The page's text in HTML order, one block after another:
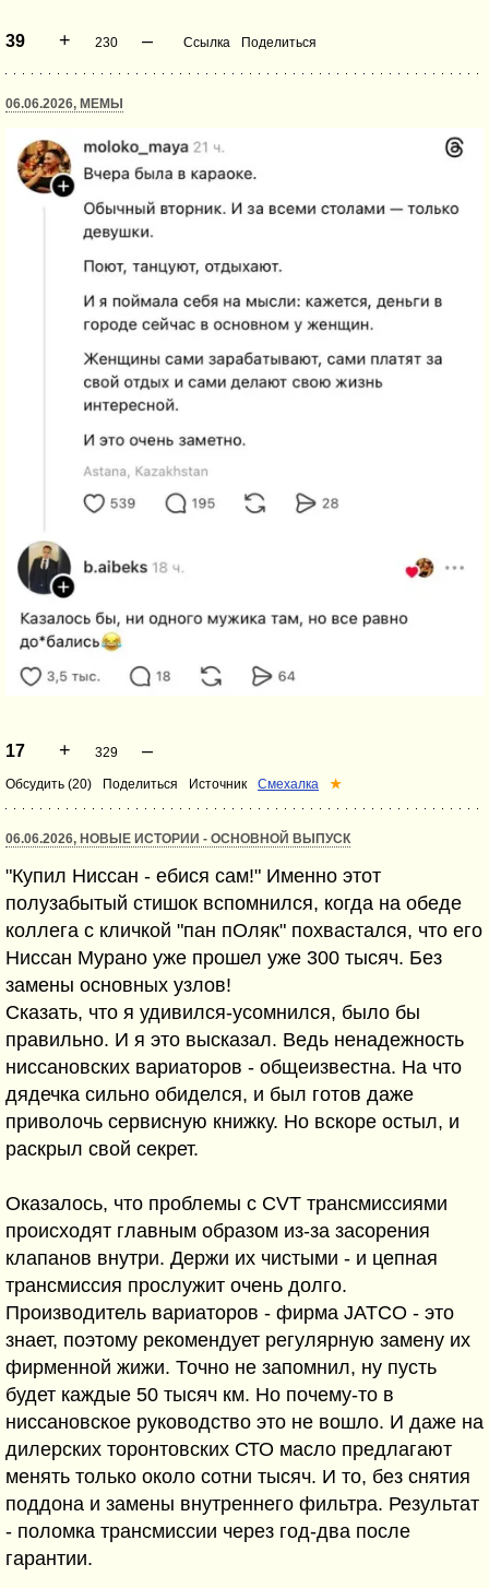
39 + 230 – Ссылка Поделиться
06.06.2026, МЕМЫ
17 + 329 –
Обсудить (20) Поделиться Источник Смехалка ★
06.06.2026, НОВЫЕ ИСТОРИИ - ОСНОВНОЙ ВЫПУСК
"Купил Ниссан - ебися сам!" Именно этот
полузабытый стишок вспомнился, когда на обеде
коллега с кличкой "пан пОляк" похвастался, что его
Ниссан Мурано уже прошел уже 300 тысяч. Без
замены основных узлов!
Сказать, что я удивился-усомнился, было бы
правильно. И я это высказал. Ведь ненадежность
ниссановских вариаторов - общеизвестна. На что
дядечка сильно обиделся, и был готов даже
приволочь сервисную книжку. Но вскоре остыл, и
раскрыл свой секрет.
Оказалось, что проблемы с CVT трансмиссиями
происходят главным образом из-за засорения
клапанов внутри. Держи их чистыми - и цепная
трансмиссия прослужит очень долго.
Производитель вариаторов - фирма JATCO - это
знает, поэтому рекомендует регулярную замену их
фирменной жижи. Точно не запомнил, ну пусть
будет каждые 50 тысяч км. Но почему-то в
ниссановское руководство это не вошло. И даже на
дилерских торонтовских СТО масло предлагают
менять только около сотни тысяч. И то, без снятия
поддона и замены внутреннего фильтра. Результат
- поломка трансмиссии через год-два после
гарантии.